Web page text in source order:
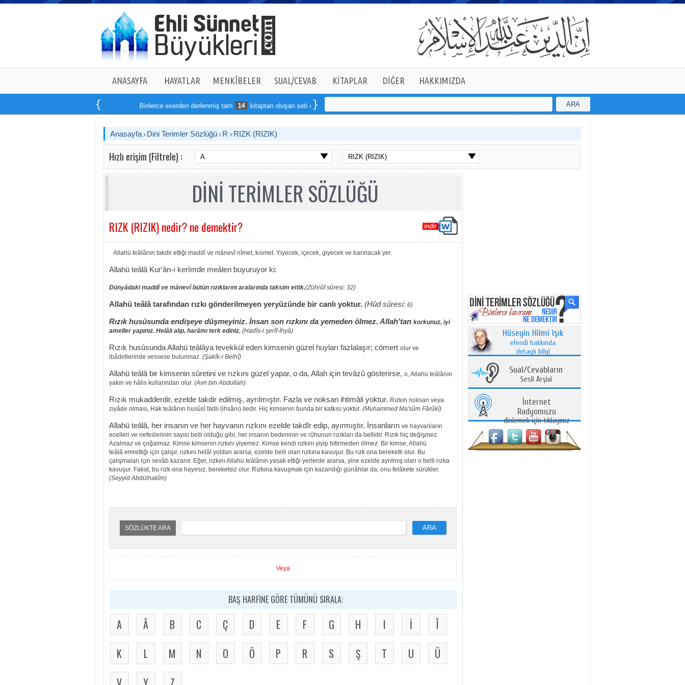
ANASAYFA HAYATLAR MENKÎBELER SUAL/CEVAB KİTAPLAR DİĞER HAKKIMIZDA
Binlerce eserden derlenmiş tam 14 kitaptan oluşan seti online sipariş verebilirsiniz ARA
Anasayfa Dini Terimler Sözlüğü R RIZK (RIZIK)
Hızlı erişim (Filtrele) :
DİNİ TERİMLER SÖZLÜĞÜ
RIZK (RIZIK) nedir? ne demektir?
Allahü teâlânın takdir ettiği maddî ve mânevî nîmet, kısmet. Yiyecek, içecek, giyecek ve barınacak yer.
Allahü teâlâ Kur'ân-ı kerîmde meâlen buyuruyor ki:
Dünyâdaki maddî ve mânevî bütün rızıklarını aralarında taksim ettik.(Zührûf sûresi: 32)
Allahü teâlâ tarafından rızkı gönderilmeyen yeryüzünde bir canlı yoktur. (Hûd sûresi: 6)
Rızık husûsunda endişeye düşmeyiniz. İnsan son rızkını da yemeden ölmez. Allah'tan korkunuz, iyi
ameller yapınız. Helâlı alıp, harâmı terk ediniz. (Hadîs-i şerîf-İhyâ)
Rızık husûsunda Allahü teâlâya tevekkül eden kimsenin güzel huyları fazlalaşır; cömert olur ve
ibâdetlerinde vesvese bulunmaz. (Şakîk-i Belhî)
Allahü teâlâ bir kimsenin sûretini ve rızkını güzel yapar, o da, Allah için tevâzû gösterirse, o, Allahü teâlânın
yakın ve hâlis kullarından olur. (Avn bin Abdullah)
Rızık mukadderdir, ezelde takdir edilmiş, ayrılmıştır. Fazla ve noksan ihtimâli yoktur. Rızkın noksan veya
ziyâde olması, Hak teâlânın husûsî fadlı (ihsânı) iledir. Hiç kimsenin bunda bir katkısı yoktur. (Muhammed Ma'sûm Fârûkî)
Allahü teâlâ, her insanın ve her hayvanın rızkını ezelde takdîr edip, ayırmıştır. İnsanların ve hayvanların
ecelleri ve nefeslerinin sayısı belli olduğu gibi, her insanın bedeninin ve rûhunun rızıkları da bellidir. Rızık hiç değişmez.
Azalmaz ve çoğalmaz. Kimse kimsenin rızkını yiyemez. Kimse kendi rızkını yiyip bitirmeden ölmez. Bir kimse, Allahü
teâlâ emrettiği için çalışır, rızkını helâl yoldan ararsa, ezelde belli olan rızkına kavuşur. Bu rızk ona bereketli olur. Bu
çalışmaları için sevâb kazanır. Eğer, rızkını Allahü teâlânın yasak ettiği yerlerde ararsa, yine ezelde ayrılmış olan o belli rızka
kavuşur. Fakat, bu rızk ona hayırsız, bereketsiz olur. Rızkına kavuşmak için kazandığı günâhlar da, onu felâkete sürükler.
(SeyyidAbdülhakîm)
SÖZLÜKTE ARA ARA
Veya
BAŞ HARFİNE GÖRE TÜMÜNÜ SIRALA:
A Â B C Ç D E F G H I İ
Î
K
L M N O Ö P R S Ş T U
Ü
Hüseyin Hilmi Işık
efendi hakkında
detaylı bilgi
Sual/Cevabların
Sesli Arşivi
İnternet
Radyomuzu
dinlemek için tıklayınız